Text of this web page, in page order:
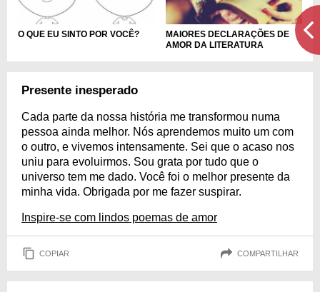
O QUE EU SINTO POR VOCÊ?
MAIORES DECLARAÇÕES DE
AMOR DA LITERATURA
Presente inesperado
Cada parte da nossa história me transformou numa
pessoa ainda melhor. Nós aprendemos muito um com
o outro, e vivemos intensamente. Sei que o acaso nos
uniu para evoluirmos. Sou grata por tudo que o
universo tem me dado. Você foi o melhor presente da
minha vida. Obrigada por me fazer suspirar.
Inspire-se com lindos poemas de amor
COPIAR COMPARTILHAR